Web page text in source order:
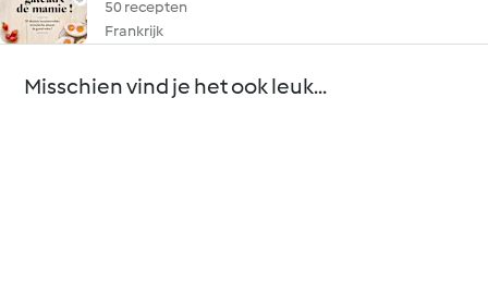
50 recepten
Frankrijk
Misschien vind je het ook leuk...